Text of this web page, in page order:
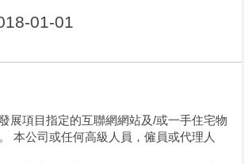
01-01
展項目指定的互聯網網站及/或一手住宅物
本公司或任何高級人員，僱員或代理人